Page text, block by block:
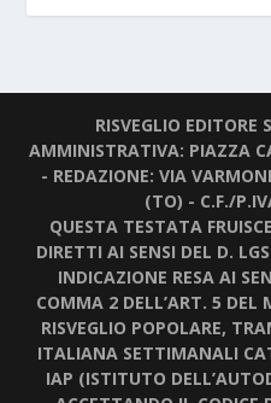
RISVEGLIO EDITORE
AMMINISTRATIVA: PIAZZA
- REDAZIONE: VIA
(TO) - C.F./
QUESTA TESTATA
DIRETTI AI SENSI DEL D.
INDICAZIONE RESA AI
COMMA 2 DELL’ART. 5 DEL
RISVEGLIO POPOLARE,
ITALIANA SETTIMANALI
IAP (ISTITUTO